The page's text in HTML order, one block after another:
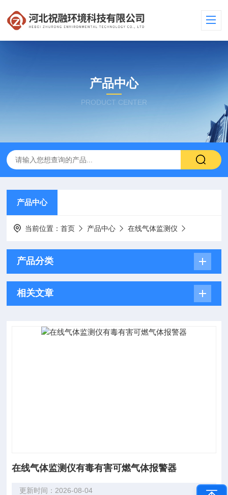
产品中心
PRODUCT CENTER
产品中心
当前位置：首页 产品中心 在线气体监测仪
产品分类
相关文章
在线气体监测仪有毒有害可燃气体报警器
更新时间：2026-08-04